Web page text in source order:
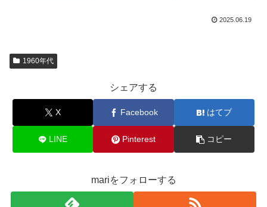
2025.06.19
1960年代
シェアする
X Facebook はてブ
LINE Pinterest コピー
mariをフォローする